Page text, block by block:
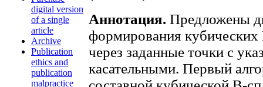
digital version
of a single
article
Archive
Publication
ethics and
publication
malpractice
Аннотация. Предложены
формирования
через заданные точки с
касательными. Первый